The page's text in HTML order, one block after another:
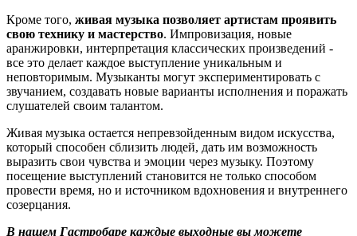
Кроме того, живая музыка позволяет артистам проявить
свою технику и мастерство. Импровизация, новые
аранжировки, интерпретация классических произведений -
все это делает каждое выступление уникальным и
неповторимым. Музыканты могут экспериментировать с
звучанием, создавать новые варианты исполнения и поражать
слушателей своим талантом.
Живая музыка остается непревзойденным видом искусства,
который способен сблизить людей, дать им возможность
выразить свои чувства и эмоции через музыку. Поэтому
посещение выступлений становится не только способом
провести время, но и источником вдохновения и внутреннего
созерцания.
В нашем Гастробаре каждые выходные вы можете